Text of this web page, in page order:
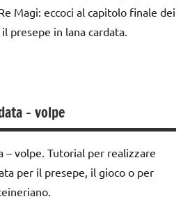
Magi: eccoci al capitolo finale dei
presepe in lana cardata.
– volpe
– volpe. Tutorial per realizzare
per il presepe, il gioco o per